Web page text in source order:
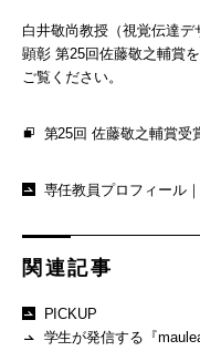
白井敬尚教授（視覚伝達
顕彰 第25回佐藤敬之輔賞
ご覧ください。
第25回 佐藤敬之輔賞受
専任教員プロフィール
関連記事
PICKUP
学生が発信する『